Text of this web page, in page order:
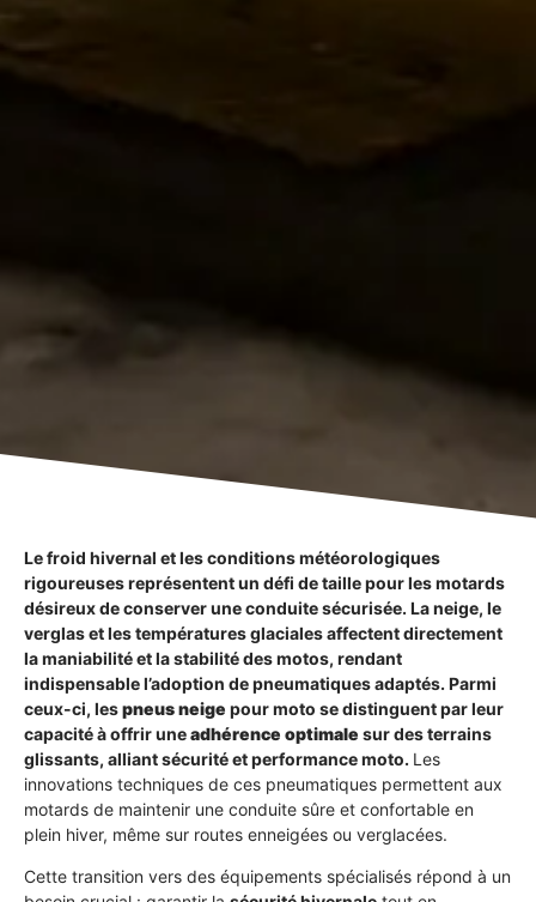
Le froid hivernal et les conditions météorologiques
rigoureuses représentent un défi de taille pour les motards
désireux de conserver une conduite sécurisée. La neige, le
verglas et les températures glaciales affectent directement
la maniabilité et la stabilité des motos, rendant
indispensable l’adoption de pneumatiques adaptés. Parmi
ceux-ci, lespneus neige pour moto se distinguent par leur
capacité à offrir uneadhérence optimale sur des terrains
glissants, alliant sécurité et performance moto. Les
innovations techniques de ces pneumatiques permettent aux
motards de maintenir une conduite sûre et confortable en
plein hiver, même sur routes enneigées ou verglacées.
Cette transition vers des équipements spécialisés répond à un